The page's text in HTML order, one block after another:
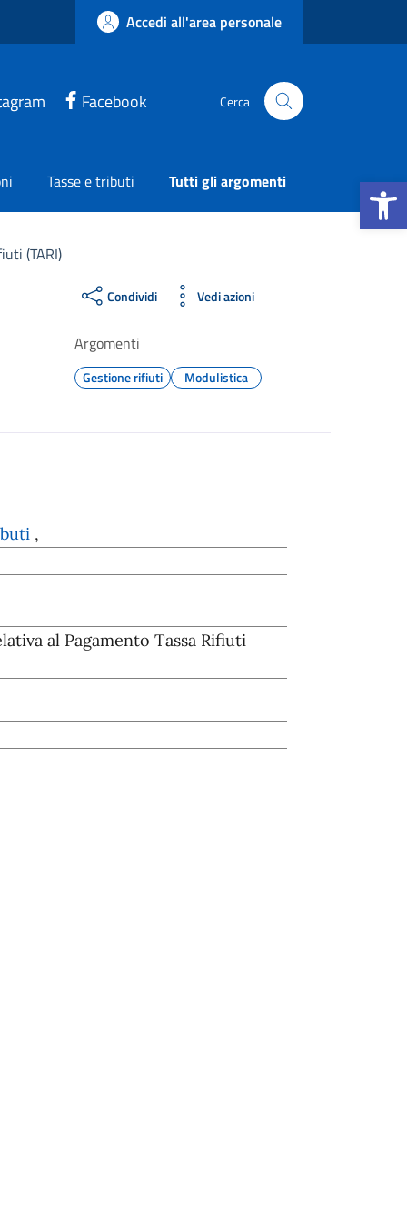
Apri la
Accedi all'area personale
Facebook Cerca
Tasse e tributi Tutti gli argomenti
(TARI)
Condividi Vedi azioni
Argomenti
Gestione rifiuti Modulistica
,
al Pagamento Tassa Rifiuti